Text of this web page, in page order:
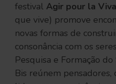
festival Agir pour la
que vive) promove
novas formas de
consonância com os
Pesquisa e Formação
Bis reúnem pensadores,